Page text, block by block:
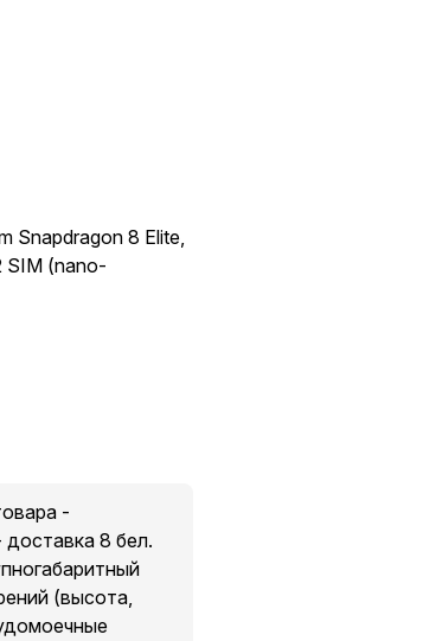
Snapdragon 8 Elite,
SIM (nano-
-
8 бел.
(высота,